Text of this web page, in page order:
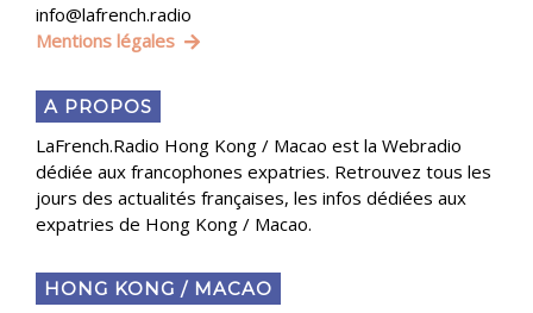
info@lafrench.radio
Mentions légales
A PROPOS
LaFrench.Radio Hong Kong / Macao est la Webradio
dédiée aux francophones expatries. Retrouvez tous les
jours des actualités françaises, les infos dédiées aux
expatries de Hong Kong / Macao.
HONG KONG / MACAO